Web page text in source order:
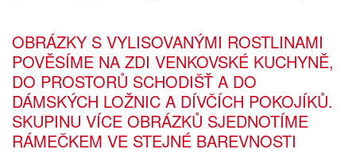
OBRÁZKY S VYLISOVANÝMI ROSTLINAMI
POVĚSÍME NA ZDI VENKOVSKÉ KUCHYNĚ,
DO PROSTORŮ SCHODIŠŤ A DO
DÁMSKÝCH LOŽNIC A DÍVČÍCH POKOJÍKŮ.
SKUPINU VÍCE OBRÁZKŮ SJEDNOTÍME
RÁMEČKEM VE STEJNÉ BAREVNOSTI